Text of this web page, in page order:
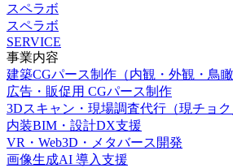
スペラボ
スペラボ
SERVICE
事業内容
建築CGパース制作（内観・外観・鳥瞰
広告・販促用 CGパース制作
3Dスキャン・現場調査代行（現チョク
内装BIM・設計DX支援
VR・Web3D・メタバース開発
画像生成AI 導入支援